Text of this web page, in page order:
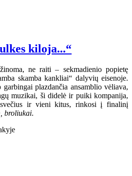
kiloja...“
ne raiti – sekmadienio popietę
skamba kankliai“ dalyvių eisenoje.
plazdančia ansamblio vėliava,
muzikai, ši didelė ir puiki kompanija,
svečius ir vieni kitus, rinkosi į finalinį
broliukai.